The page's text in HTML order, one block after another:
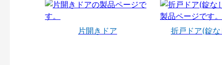
片開きドア 折戸ドア(錠